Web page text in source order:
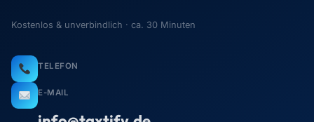
Kostenlos & unverbindlich · ca. 30 Minuten
TELEFON
E-MAIL